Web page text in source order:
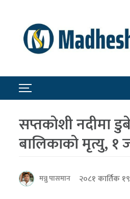
सप्तकोशी नदीमा
बालिकाको मृत्यु, १
मन्नु पासमान २०८१ कार्तिक